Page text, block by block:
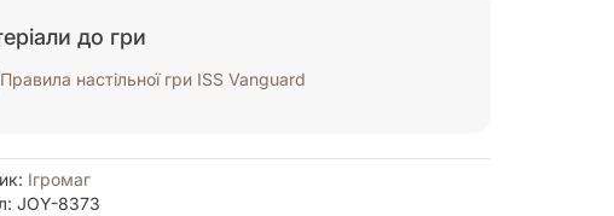
до гри
Правила настільної гри ISS Vanguard
Ігромаг
JOY-8373